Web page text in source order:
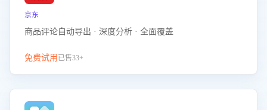
京东
商品评论自动导出 · 深度分析 · 全面覆盖
免费试用 已售33+